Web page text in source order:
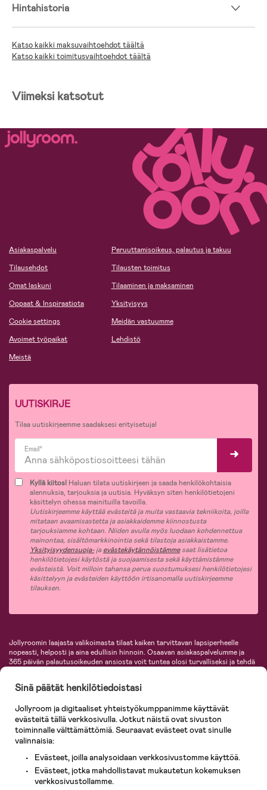
Hintahistoria
Katso kaikki maksuvaihtoehdot täältä
Katso kaikki toimitusvaihtoehdot täältä
Viimeksi katsotut
Asiakaspalvelu
Tilausehdot
Omat laskuni
Oppaat & Inspiraatiota
Cookie settings
Avoimet työpaikat
Meistä
Peruuttamisoikeus, palautus ja takuu
Tilausten toimitus
Tilaaminen ja maksaminen
Yksityisyys
Meidän vastuumme
Lehdistö
UUTISKIRJE
Tilaa uutiskirjeemme saadaksesi erityisetuja!
Email*
Kyllä kiitos! Haluan tilata uutiskirjeen ja saada henkilökohtaisia
alennuksia, tarjouksia ja uutisia. Hyväksyn siten henkilötietojeni
käsittelyn ohessa mainituilla tavoilla.
Uutiskirjeemme käyttää evästeitä ja muita vastaavia tekniikoita, joilla
mitataan avaamisastetta ja asiakkaidemme kiinnostusta
tarjouksiamme kohtaan. Niiden avulla myös luodaan kohdennettua
mainontaa, sisältömarkkinointia sekä tilastoja asiakkaistamme.
Yksityisyydensuoja-jaevästekäytännöistämmesaat lisätietoa
henkilötietojesi käytöstä ja suojaamisesta sekä käyttämistämme
evästeistä. Voit milloin tahansa perua suostumuksesi henkilötietojesi
käsittelyyn ja evästeiden käyttöön irtisanomalla uutiskirjeemme
tilauksen.
Jollyroomin laajasta valikoimasta tilaat kaiken tarvittavan lapsiperheelle
nopeasti, helposti ja aina edullisin hinnoin. Osaavan asiakaspalvelumme ja
365 päivän palautusoikeuden ansiosta voit tuntea olosi turvalliseksi ja tehdä
lastentarvikkeita sekä paljon muuta. Meiltä löydät lukuisia tunnettuja
KidKraft, Ergobaby, Philips Avent, Neonate, Cybex, LEGO ja monia muita!
Tervetuloa shoppailemaan Pohjoismaiden suurimpaan lastentarvikkeiden
verkkokauppaan!
Sinä päätät henkilötiedoistasi
Jollyroom ja digitaaliset yhteistyökumppanimme käyttävät
evästeitä tällä verkkosivulla. Jotkut näistä ovat sivuston
toiminnalle välttämättömiä. Seuraavat evästeet ovat sinulle
valinnaisia:
Evästeet, joilla analysoidaan verkkosivustomme käyttöä.
Evästeet, jotka mahdollistavat mukautetun kokemuksen
verkkosivustollamme.